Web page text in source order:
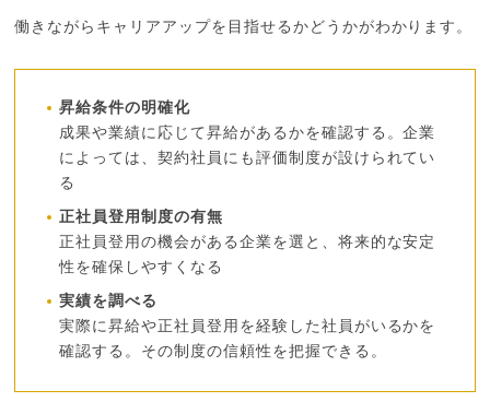
働きながらキャリアアップを目指せるかどうかがわかります。
昇給条件の明確化
成果や業績に応じて昇給があるかを確認する。企業
によっては、契約社員にも評価制度が設けられてい
る
正社員登用制度の有無
正社員登用の機会がある企業を選と、将来的な安定
性を確保しやすくなる
実績を調べる
実際に昇給や正社員登用を経験した社員がいるかを
確認する。その制度の信頼性を把握できる。